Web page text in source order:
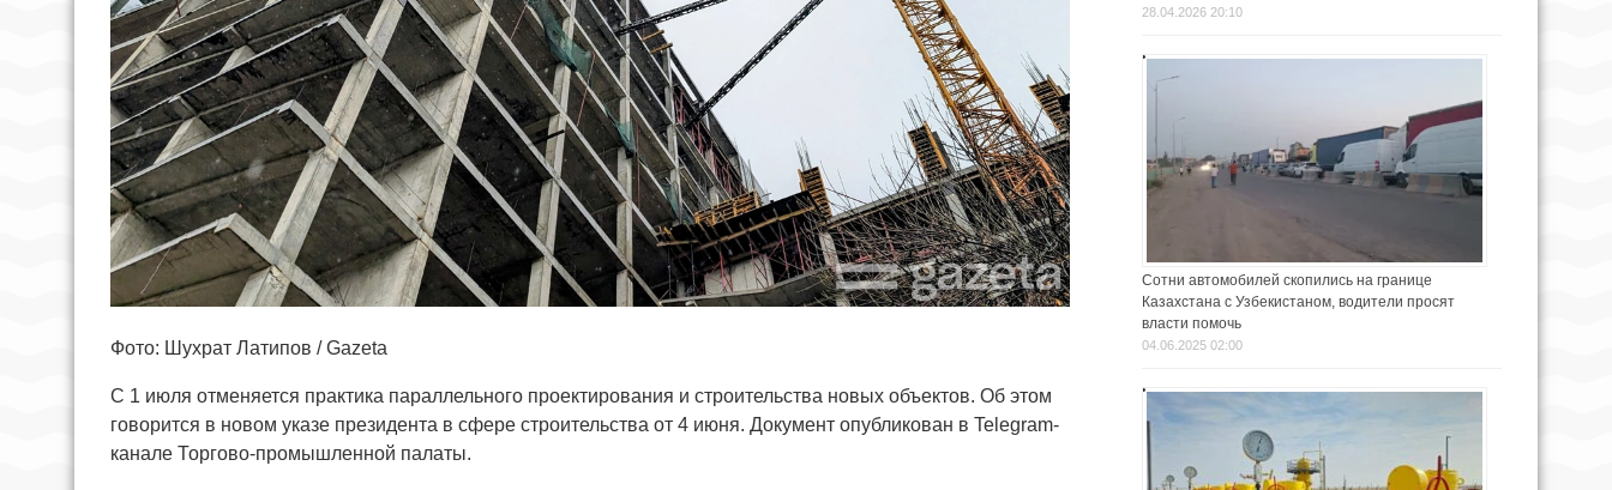
Фото: Шухрат Латипов / Gazeta
С 1 июля отменяется практика параллельного проектирования и строительства новых объектов. Об этом
говорится в новом указе президента в сфере строительства от 4 июня. Документ опубликован в Telegram-
канале Торгово-промышленной палаты.
28.04.2026 20:10
Сотни автомобилей скопились на границе
Казахстана с Узбекистаном, водители просят
власти помочь
04.06.2025 02:00